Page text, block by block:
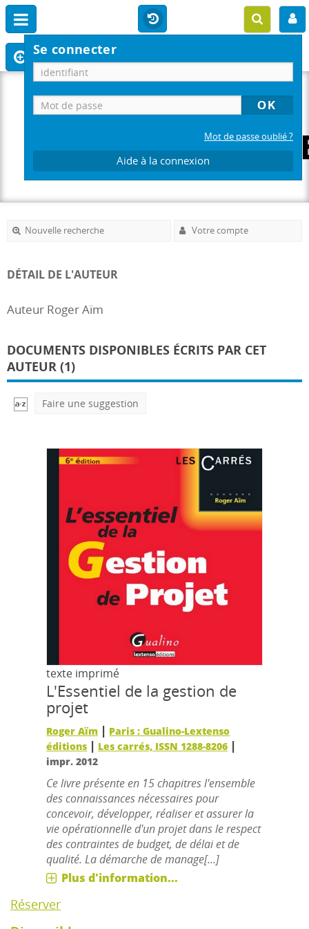
Se connecter
Mot de passe oublié ?
Aide à la connexion
Nouvelle recherche Votre compte
DÉTAIL DE L'AUTEUR
Auteur Roger Aïm
DOCUMENTS DISPONIBLES ÉCRITS PAR CET
AUTEUR (1)
Faire une suggestion
texte imprimé
L'Essentiel de la gestion de
projet
Roger Aïm | Paris : Gualino-Lextenso
éditions | Les carrés, ISSN 1288-8206 |
impr. 2012
Ce livre présente en 15 chapitres l'ensemble
des connaissances nécessaires pour
concevoir, développer, réaliser et assurer la
vie opérationnelle d'un projet dans le respect
des contraintes de budget, de délai et de
qualité. La démarche de manage[...]
Plus d'information...
Réserver